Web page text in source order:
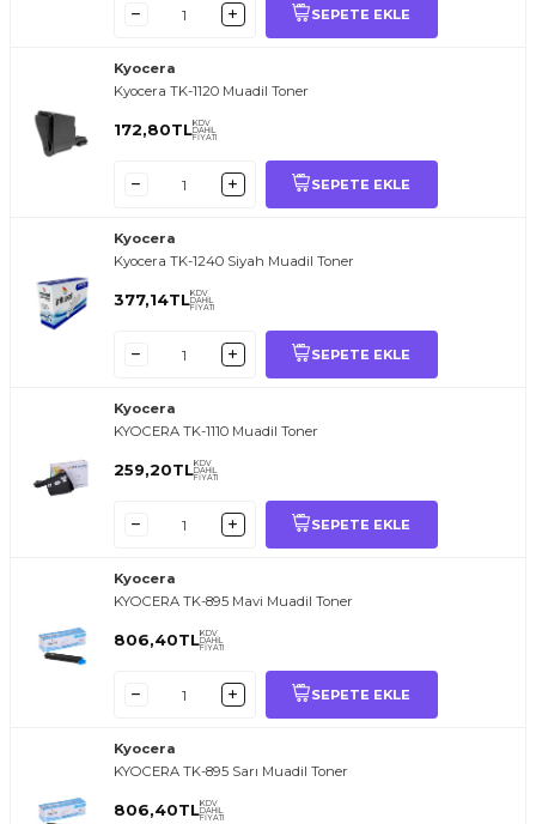
SEPETE EKLE
Kyocera
Kyocera TK-1120 Muadil Toner
172,80TLKDV
DAHİL
FİYATI
SEPETE EKLE
Kyocera
Kyocera TK-1240 Siyah Muadil Toner
377,14TLKDV
DAHİL
FİYATI
SEPETE EKLE
Kyocera
KYOCERA TK-1110 Muadil Toner
259,20TLKDV
DAHİL
FİYATI
SEPETE EKLE
Kyocera
KYOCERA TK-895 Mavi Muadil Toner
806,40TLKDV
DAHİL
FİYATI
SEPETE EKLE
Kyocera
KYOCERA TK-895 Sarı Muadil Toner
806,40TLKDV
DAHİL
FİYATI